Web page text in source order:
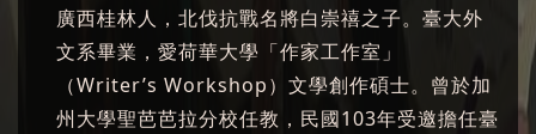
廣西桂林人，北伐抗戰名將白崇禧之子。臺大外
文系畢業，愛荷華大學「作家工作室」
（Writer’s Workshop）文學創作碩士。曾於加
州大學聖芭芭拉分校任教，民國103年受邀擔任臺